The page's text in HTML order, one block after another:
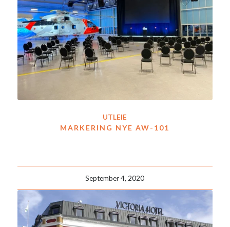
UTLEIE
MARKERING NYE AW-101
September 4, 2020